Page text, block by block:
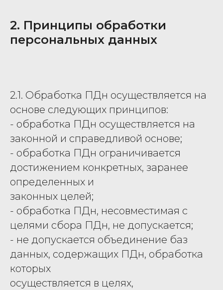
2. Принципы обработки
персональных данных
2.1. Обработка ПДн осуществляется на
основе следующих принципов:
- обработка ПДн осуществляется на
законной и справедливой основе;
- обработка ПДн ограничивается
достижением конкретных, заранее
определенных и
законных целей;
- обработка ПДн, несовместимая с
целями сбора ПДн, не допускается;
- не допускается объединение баз
данных, содержащих ПДн, обработка
которых
осуществляется в целях,